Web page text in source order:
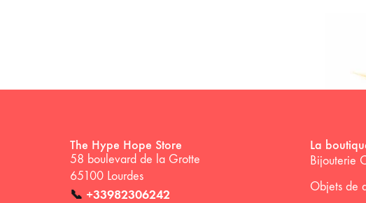
The Hype Hope Store
58 boulevard de la Grotte
65100 Lourdes
📞 +33982306242
La
Bijouterie
Objets de